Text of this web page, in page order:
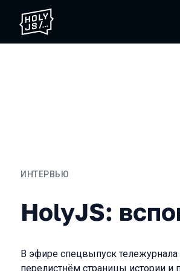
ИНТЕРВЬЮ
HolyJS:
В эфире спецвыпуск
перелистнём страницы истории